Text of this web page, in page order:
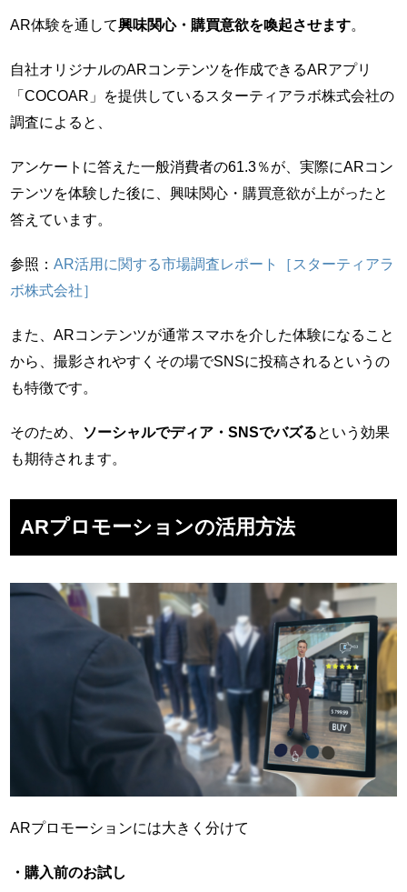
AR体験を通して興味関心・購買意欲を喚起させます。
自社オリジナルのARコンテンツを作成できるARアプリ
「COCOAR」を提供しているスターティアラボ株式会社の
調査によると、
アンケートに答えた一般消費者の61.3％が、実際にARコン
テンツを体験した後に、興味関心・購買意欲が上がったと
答えています。
参照：AR活用に関する市場調査レポート［スターティアラ
ボ株式会社］
また、ARコンテンツが通常スマホを介した体験になること
から、撮影されやすくその場でSNSに投稿されるというの
も特徴です。
そのため、 ソーシャルでディア・SNSでバズるという効果
も期待されます。
ARプロモーションの活用方法
ARプロモーションには大きく分けて
・購入前のお試し